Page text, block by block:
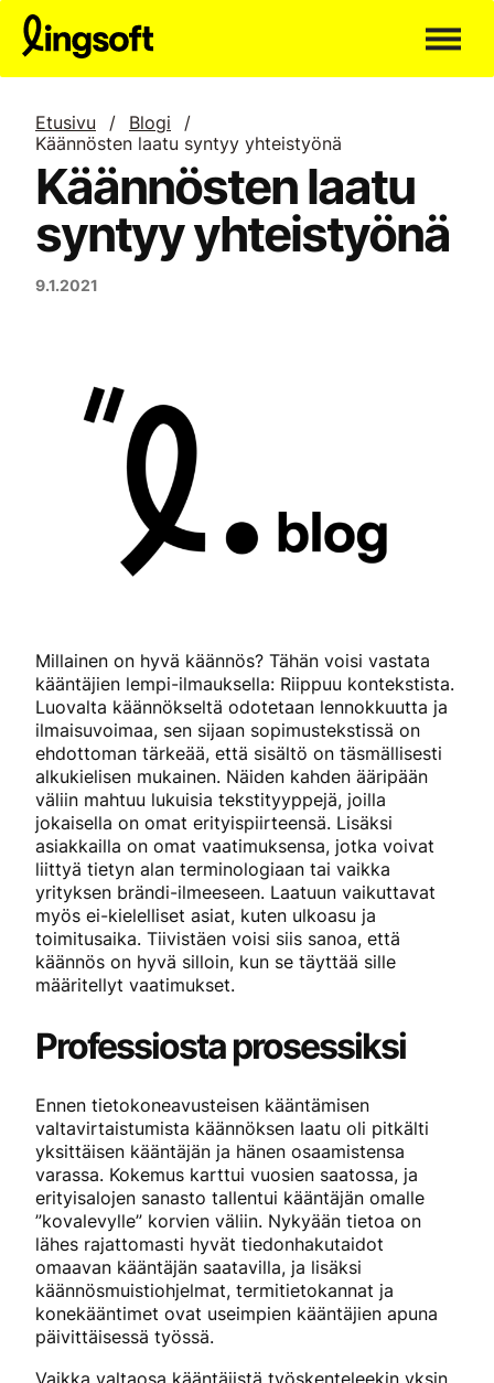
Siirry
sisältöön
Etusivu / Blogi
/
Käännösten laatu syntyy yhteistyönä
Käännösten laatu
syntyy yhteistyönä
9.1.2021
Millainen on hyvä käännös? Tähän voisi vastata
kääntäjien lempi-ilmauksella: Riippuu kontekstista.
Luovalta käännökseltä odotetaan lennokkuutta ja
ilmaisuvoimaa, sen sijaan sopimustekstissä on
ehdottoman tärkeää, että sisältö on täsmällisesti
alkukielisen mukainen. Näiden kahden ääripään
väliin mahtuu lukuisia tekstityyppejä, joilla
jokaisella on omat erityispiirteensä. Lisäksi
asiakkailla on omat vaatimuksensa, jotka voivat
liittyä tietyn alan terminologiaan tai vaikka
yrityksen brändi-ilmeeseen. Laatuun vaikuttavat
myös ei-kielelliset asiat, kuten ulkoasu ja
toimitusaika. Tiivistäen voisi siis sanoa, että
käännös on hyvä silloin, kun se täyttää sille
määritellyt vaatimukset.
Professiosta prosessiksi
Ennen tietokoneavusteisen kääntämisen
valtavirtaistumista käännöksen laatu oli pitkälti
yksittäisen kääntäjän ja hänen osaamistensa
varassa. Kokemus karttui vuosien saatossa, ja
erityisalojen sanasto tallentui kääntäjän omalle
”kovalevylle” korvien väliin. Nykyään tietoa on
lähes rajattomasti hyvät tiedonhakutaidot
omaavan kääntäjän saatavilla, ja lisäksi
käännösmuistiohjelmat, termitietokannat ja
konekääntimet ovat useimpien kääntäjien apuna
päivittäisessä työssä.
Vaikka valtaosa kääntäjistä työskenteleekin yksin